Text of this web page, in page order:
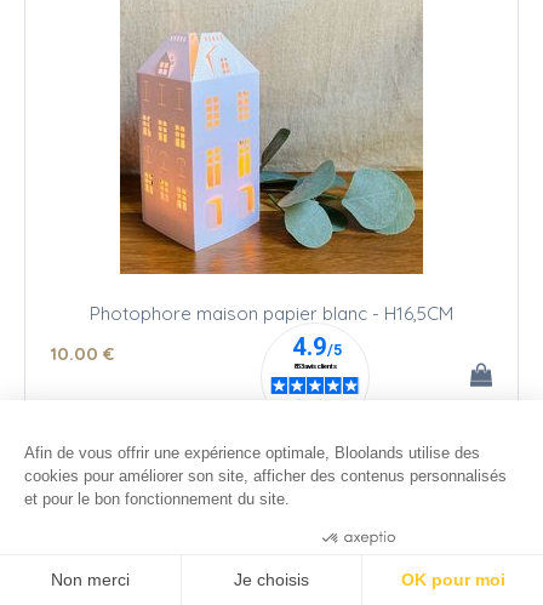
Photophore maison papier blanc - H16,5CM
10.00 €
Afin de vous offrir une expérience optimale, Bloolands utilise des
cookies pour améliorer son site, afficher des contenus personnalisés
et pour le bon fonctionnement du site.
Non merci Je choisis OK pour moi